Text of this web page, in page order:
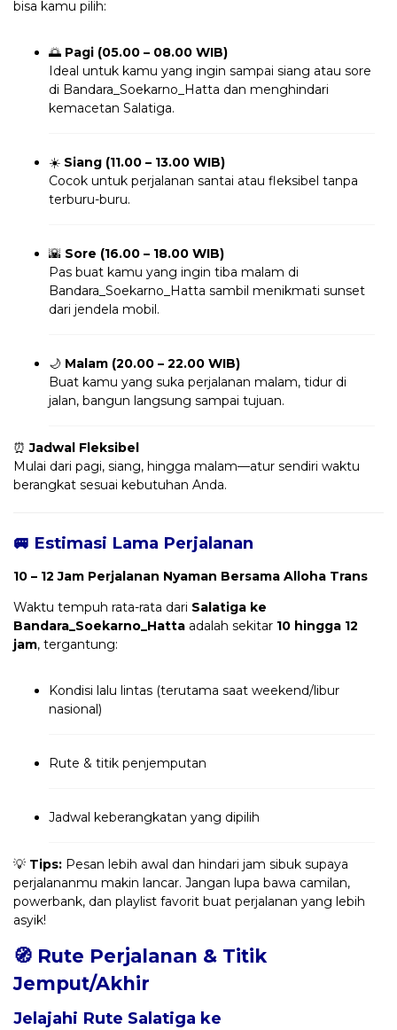
bisa kamu pilih:
🌅 Pagi (05.00 – 08.00 WIB)
Ideal untuk kamu yang ingin sampai siang atau sore
di Bandara_Soekarno_Hatta dan menghindari
kemacetan Salatiga.
☀️ Siang (11.00 – 13.00 WIB)
Cocok untuk perjalanan santai atau fleksibel tanpa
terburu-buru.
🌇 Sore (16.00 – 18.00 WIB)
Pas buat kamu yang ingin tiba malam di
Bandara_Soekarno_Hatta sambil menikmati sunset
dari jendela mobil.
🌙 Malam (20.00 – 22.00 WIB)
Buat kamu yang suka perjalanan malam, tidur di
jalan, bangun langsung sampai tujuan.
⏰Jadwal Fleksibel
Mulai dari pagi, siang, hingga malam—atur sendiri waktu
berangkat sesuai kebutuhan Anda.
🚐 Estimasi Lama Perjalanan
10 – 12 Jam Perjalanan Nyaman Bersama Alloha Trans
Waktu tempuh rata-rata dari Salatiga ke
Bandara_Soekarno_Hatta adalah sekitar 10 hingga 12
jam, tergantung:
Kondisi lalu lintas (terutama saat weekend/libur
nasional)
Rute & titik penjemputan
Jadwal keberangkatan yang dipilih
💡 Tips: Pesan lebih awal dan hindari jam sibuk supaya
perjalananmu makin lancar. Jangan lupa bawa camilan,
powerbank, dan playlist favorit buat perjalanan yang lebih
asyik!
🧭 Rute Perjalanan & Titik
Jemput/Akhir
Jelajahi Rute Salatiga ke